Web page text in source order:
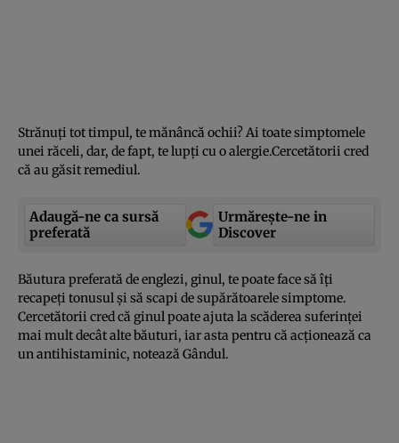
Strănuţi tot timpul, te mănâncă ochii? Ai toate simptomele
unei răceli, dar, de fapt, te lupţi cu o alergie.Cercetătorii cred
că au găsit remediul.
Adaugă-ne ca sursă
preferată
Urmărește-ne in
Discover
Băutura preferată de englezi, ginul, te poate face să îţi
recapeţi tonusul şi să scapi de supărătoarele simptome.
Cercetătorii cred că ginul poate ajuta la scăderea suferinţei
mai mult decât alte băuturi, iar asta pentru că acţionează ca
un antihistaminic, notează Gândul.